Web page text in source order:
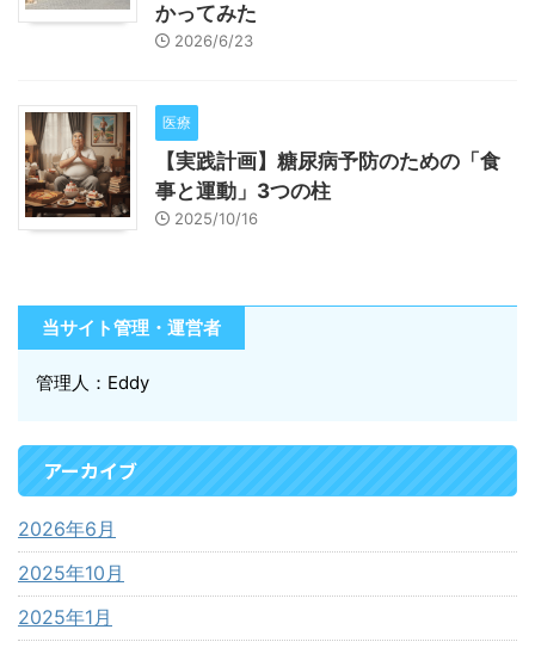
かってみた
2026/6/23
医療
【実践計画】糖尿病予防のための「食
事と運動」3つの柱
2025/10/16
当サイト管理・運営者
管理人：Eddy
アーカイブ
2026年6月
2025年10月
2025年1月